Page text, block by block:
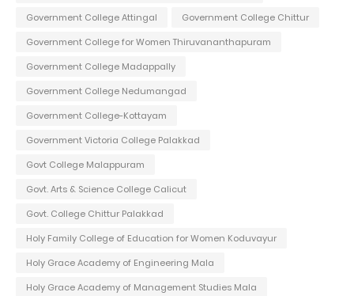
Government College Attingal
Government College Chittur
Government College for Women Thiruvananthapuram
Government College Madappally
Government College Nedumangad
Government College-Kottayam
Government Victoria College Palakkad
Govt College Malappuram
Govt. Arts & Science College Calicut
Govt. College Chittur Palakkad
Holy Family College of Education for Women Koduvayur
Holy Grace Academy of Engineering Mala
Holy Grace Academy of Management Studies Mala